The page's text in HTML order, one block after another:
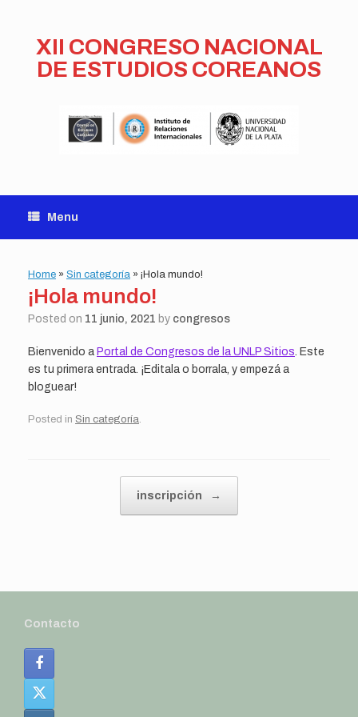
XII CONGRESO NACIONAL
DE ESTUDIOS COREANOS
Menu
Home » Sin categoría » ¡Hola mundo!
¡Hola mundo!
Posted on 11 junio, 2021 by congresos
Bienvenido a Portal de Congresos de la UNLP Sitios. Este
es tu primera entrada. ¡Editala o borrala, y empezá a
bloguear!
Posted in Sin categoría
inscripción →
Contacto